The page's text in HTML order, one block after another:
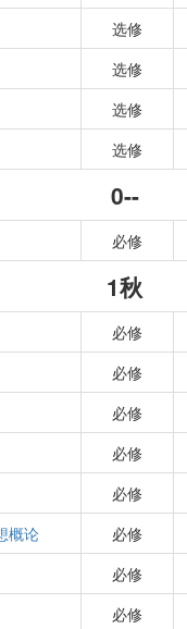
选修
选修
选修
选修
0--
必修
1秋
必修
必修
必修
必修
必修
概论 必修
必修
必修